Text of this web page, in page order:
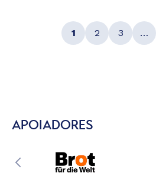
1 2 3 …
APOIADORES